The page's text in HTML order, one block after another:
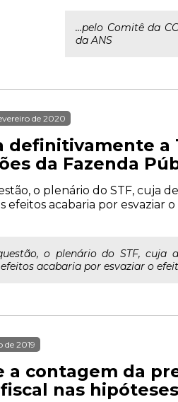
...pelo Comitê da
da ANS
de 2020
definitivamente a
da Fazenda
o plenário do STF, cuja
efeitos acabaria por esvaziar
o plenário do STF, cuja
acabaria por esvaziar o
de 2019
a contagem da
nas